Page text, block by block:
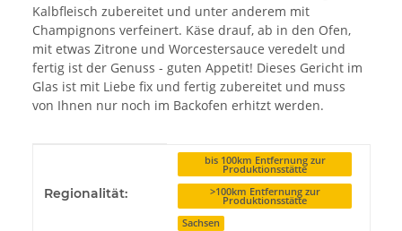
Kalbfleisch zubereitet und unter anderem mit
Champignons verfeinert. Käse drauf, ab in den Ofen,
mit etwas Zitrone und Worcestersauce veredelt und
fertig ist der Genuss - guten Appetit! Dieses Gericht im
Glas ist mit Liebe fix und fertig zubereitet und muss
von Ihnen nur noch im Backofen erhitzt werden.
Regionalität:
bis 100km Entfernung zur
Produktionsstätte
>100km Entfernung zur
Produktionsstätte
Sachsen